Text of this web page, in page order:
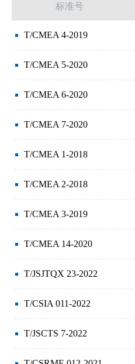
材料储运设备
标准号
T/CMEA 4-2019
T/CMEA 5-2020
T/CMEA 6-2020
T/CMEA 7-2020
T/CMEA 1-2018
T/CMEA 2-2018
T/CMEA 3-2019
T/CMEA 14-2020
T/JSJTQX 23-2022
T/CSIA 011-2022
T/JSCTS 7-2022